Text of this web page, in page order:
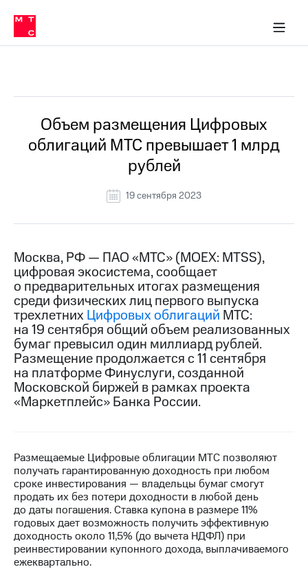
Медиа-центр
и акционерам
Устойчивое развитие
Комплаенс и деловая этика
компании
Карьера
История
компании
информация
Контакты
Медиа-центр
Пресс-
релизы
МТС
о технологиях
Достижения
Интервью
Контакты
Новости
в
регионе
и акционерам
Корпоративное
управление
в МТС
Пресс-
релизы
Объем размещения Цифровых
облигаций МТС превышает 1 млрд
рублей
19 сентября 2023
Москва, РФ — ПАО «МТС» (MOEX: MTSS),
цифровая экосистема, сообщает
о предварительных итогах размещения
среди физических лиц первого выпуска
трехлетних Цифровых облигаций МТС:
на 19 сентября общий объем реализованных
бумаг превысил один миллиард рублей.
Размещение продолжается с 11 сентября
на платформе Финуслуги, созданной
Московской биржей в рамках проекта
«Маркетплейс» Банка России.
Размещаемые Цифровые облигации МТС позволяют
получать гарантированную доходность при любом
сроке инвестирования — владельцы бумаг смогут
продать их без потери доходности в любой день
до даты погашения. Ставка купона в размере 11%
годовых дает возможность получить эффективную
доходность около 11,5% (до вычета НДФЛ) при
реинвестировании купонного дохода, выплачиваемого
ежеквартально.